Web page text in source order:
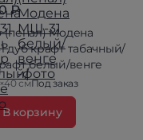
₽
Модена
дуб крафт табачный/
белый/венге
смПод заказ
В корзину